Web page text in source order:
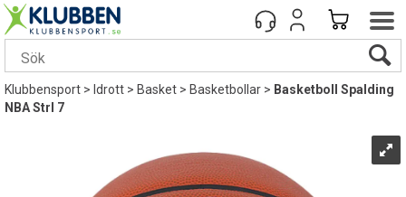
Klubbensport> Idrott>Basket>Basketbollar> Basketboll Spalding
NBA Strl 7